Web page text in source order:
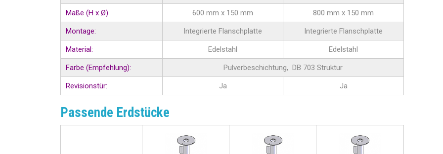
Maße (H x Ø) 600 mm x 150 mm 800 mm x 150 mm
Montage: Integrierte Flanschplatte Integrierte Flanschplatte
Material: Edelstahl Edelstahl
Farbe (Empfehlung): Pulverbeschichtung, DB 703 Struktur
Revisionstür: Ja Ja
Passende Erdstücke